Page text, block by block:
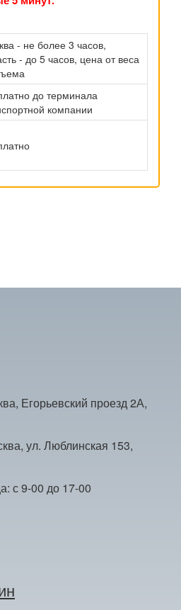
- не более 3 часов,
- до 5 часов, цена от веса
до терминала
компании
Егорьевский проезд 2А,
ул. Люблинская 153,
с 9-00 до 17-00